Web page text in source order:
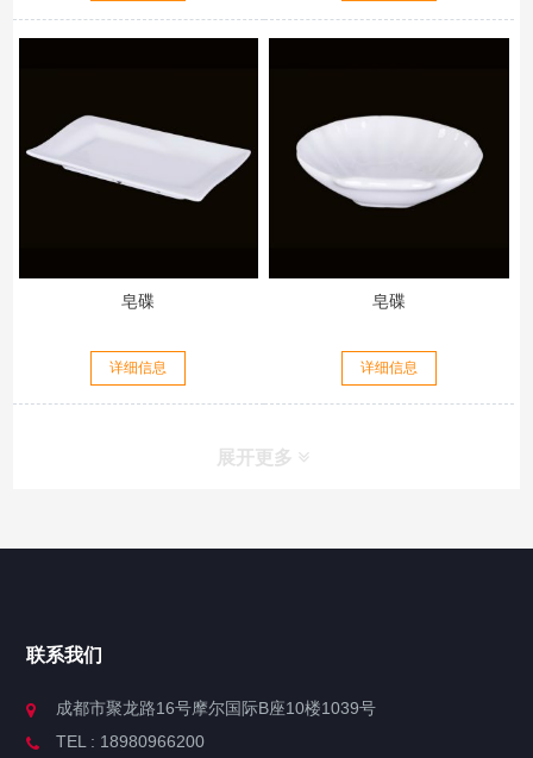
皂碟
详细信息
皂碟
详细信息
展开更多
联系我们
成都市聚龙路16号摩尔国际B座10楼1039号
TEL : 18980966200